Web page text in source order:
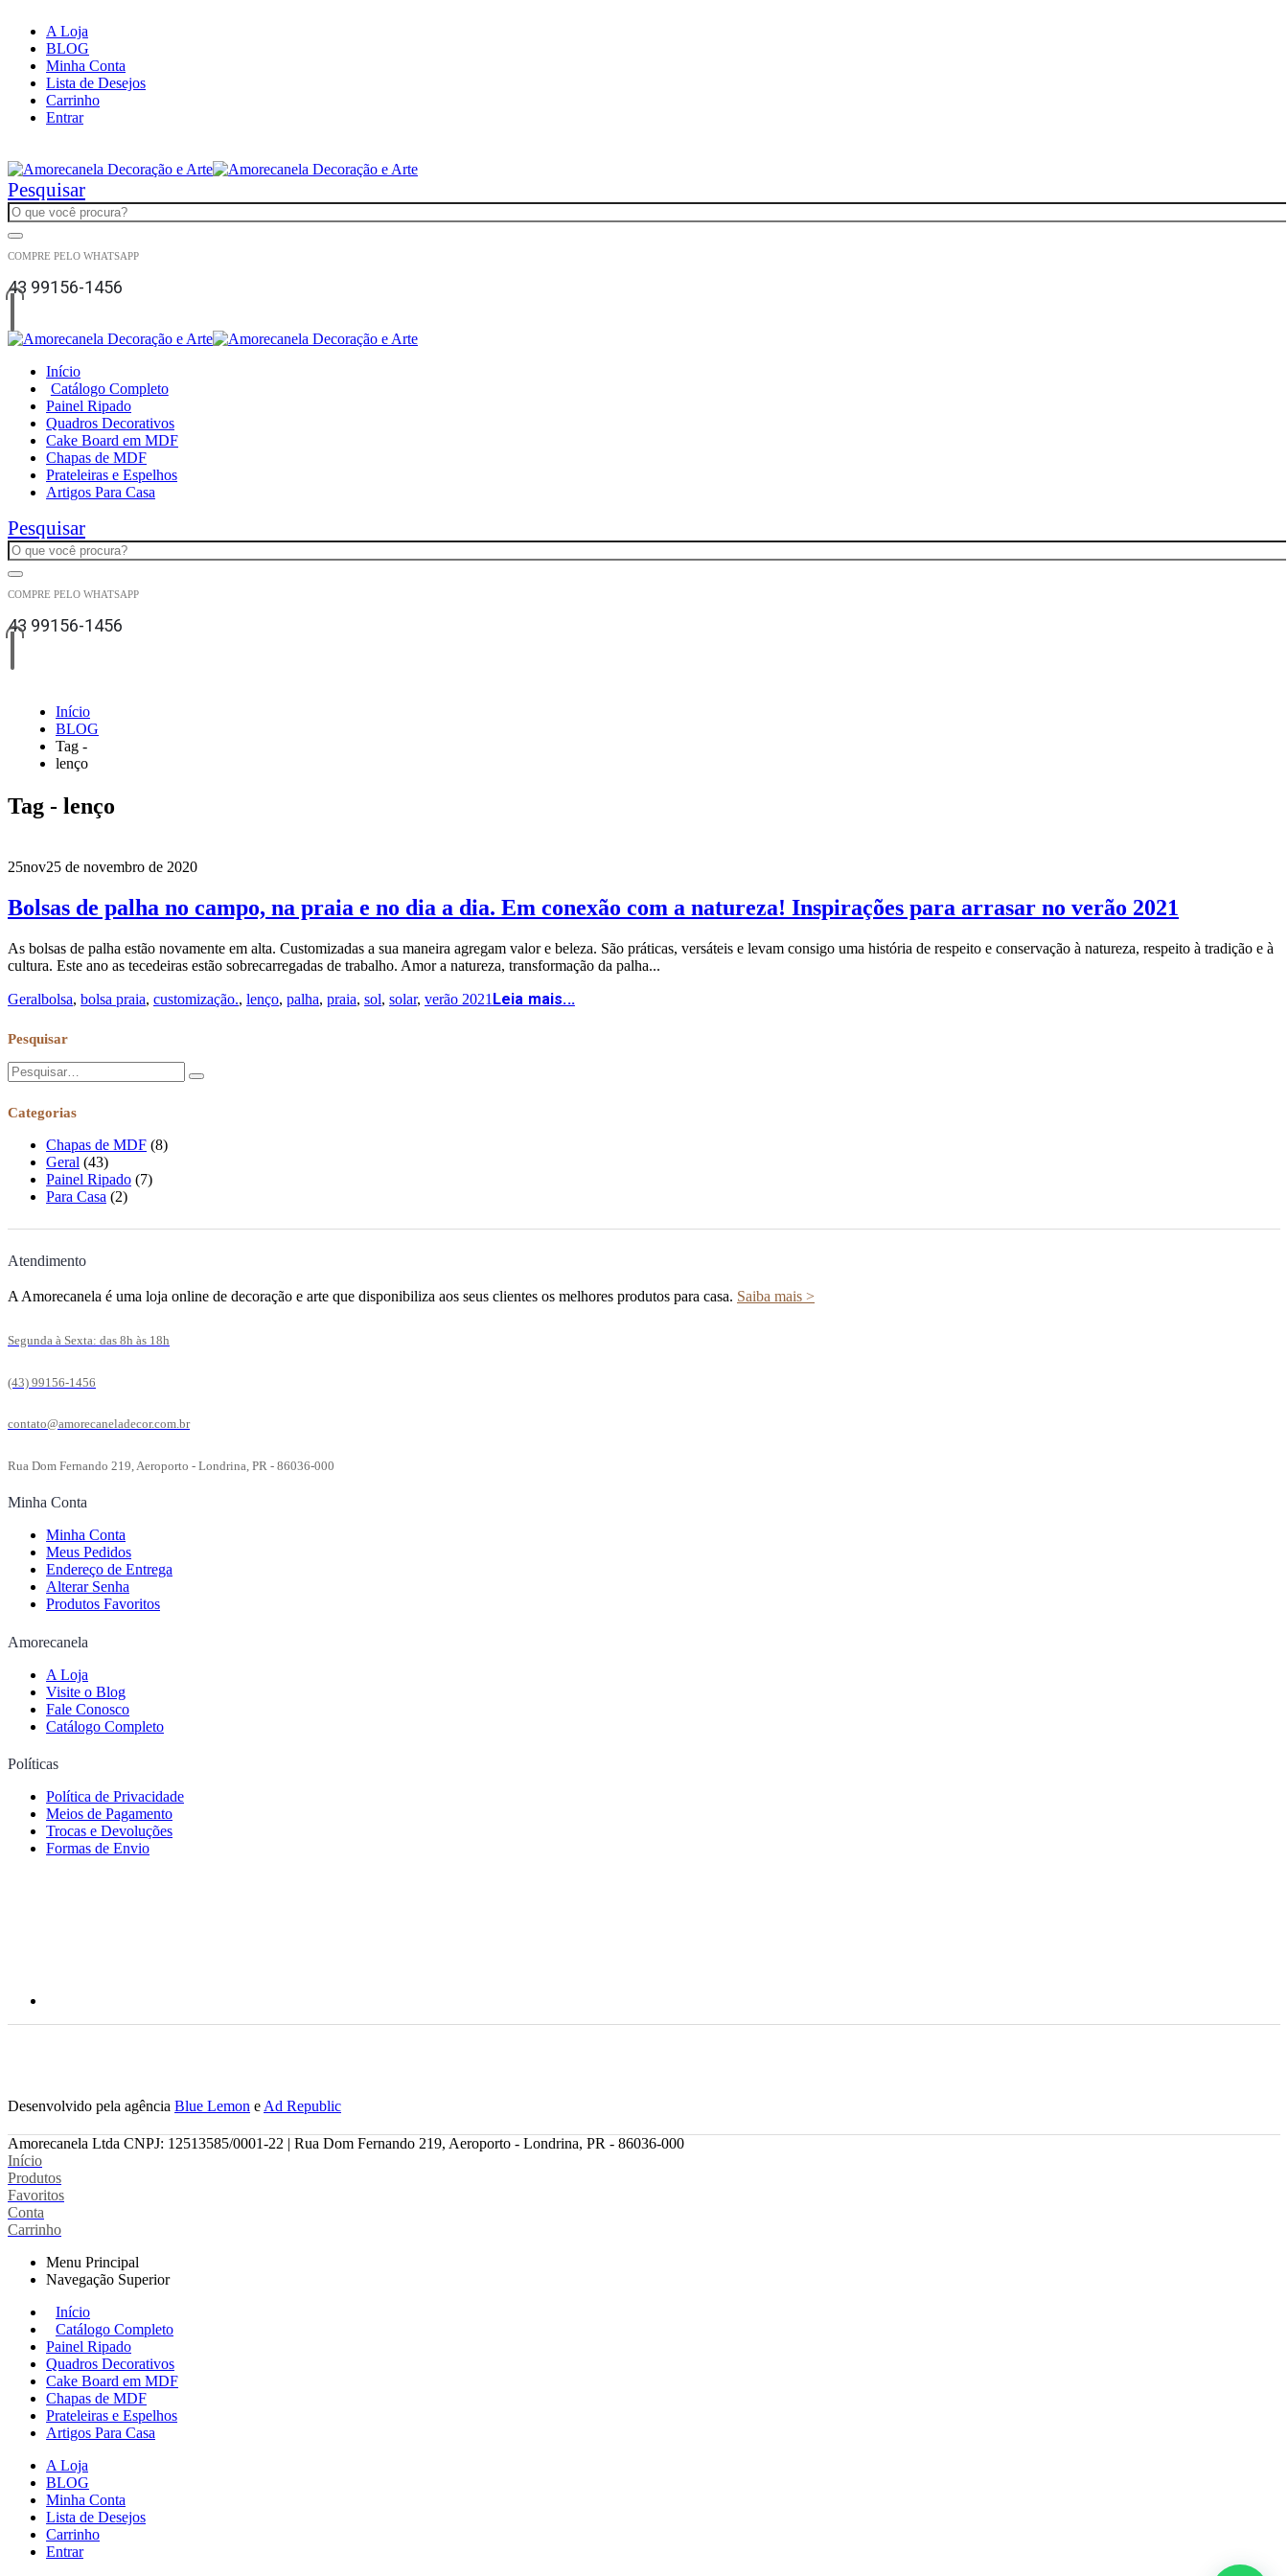
A Loja
BLOG
Minha Conta
Lista de Desejos
Carrinho
Entrar
Pesquisar
COMPRE PELO WHATSAPP
43 99156-1456
Início
Catálogo Completo
Painel Ripado
Quadros Decorativos
Cake Board em MDF
Chapas de MDF
Prateleiras e Espelhos
Artigos Para Casa
Pesquisar
COMPRE PELO WHATSAPP
43 99156-1456
Início
BLOG
Tag -
lenço
Tag - lenço
25nov25 de novembro de 2020
Bolsas de palha no campo, na praia e no dia a dia. Em conexão com a natureza! Inspirações para arrasar no verão 2021
As bolsas de palha estão novamente em alta. Customizadas a sua maneira agregam valor e beleza. São práticas, versáteis e levam consigo uma história de respeito e conservação à natureza, respeito à tradição e à
cultura. Este ano as tecedeiras estão sobrecarregadas de trabalho. Amor a natureza, transformação da palha...
Geralbolsa, bolsa praia, customização., lenço, palha, praia, sol, solar, verão 2021 Leia mais...
Pesquisar
Categorias
Chapas de MDF (8)
Geral (43)
Painel Ripado (7)
Para Casa (2)
Atendimento
A Amorecanela é uma loja online de decoração e arte que disponibiliza aos seus clientes os melhores produtos para casa. Saiba mais >
Segunda à Sexta: das 8h às 18h
(43) 99156-1456
contato@amorecaneladecor.com.br
Rua Dom Fernando 219, Aeroporto - Londrina, PR - 86036-000
Minha Conta
Minha Conta
Meus Pedidos
Endereço de Entrega
Alterar Senha
Produtos Favoritos
Amorecanela
A Loja
Visite o Blog
Fale Conosco
Catálogo Completo
Políticas
Política de Privacidade
Meios de Pagamento
Trocas e Devoluções
Formas de Envio
Desenvolvido pela agência Blue Lemon e Ad Republic
Amorecanela Ltda CNPJ: 12513585/0001-22 | Rua Dom Fernando 219, Aeroporto - Londrina, PR - 86036-000
Início
Produtos
Favoritos
Conta
Carrinho
Menu Principal
Navegação Superior
Início
Catálogo Completo
Painel Ripado
Quadros Decorativos
Cake Board em MDF
Chapas de MDF
Prateleiras e Espelhos
Artigos Para Casa
A Loja
BLOG
Minha Conta
Lista de Desejos
Carrinho
Entrar